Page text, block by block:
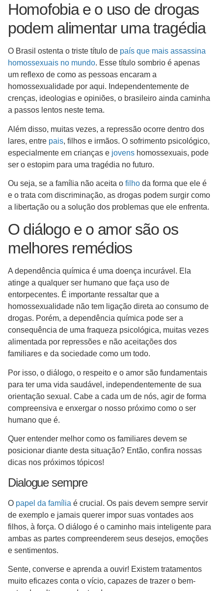
Homofobia e o uso de drogas
podem alimentar uma tragédia
O Brasil ostenta o triste título de país que mais assassina
homossexuais no mundo. Esse título sombrio é apenas
um reflexo de como as pessoas encaram a
homossexualidade por aqui. Independentemente de
crenças, ideologias e opiniões, o brasileiro ainda caminha
a passos lentos neste tema.
Além disso, muitas vezes, a repressão ocorre dentro dos
lares, entre pais, filhos e irmãos. O sofrimento psicológico,
especialmente em crianças e jovens homossexuais, pode
ser o estopim para uma tragédia no futuro.
Ou seja, se a família não aceita o filho da forma que ele é
e o trata com discriminação, as drogas podem surgir como
a libertação ou a solução dos problemas que ele enfrenta.
O diálogo e o amor são os
melhores remédios
A dependência química é uma doença incurável. Ela
atinge a qualquer ser humano que faça uso de
entorpecentes. É importante ressaltar que a
homossexualidade não tem ligação direta ao consumo de
drogas. Porém, a dependência química pode ser a
consequência de uma fraqueza psicológica, muitas vezes
alimentada por repressões e não aceitações dos
familiares e da sociedade como um todo.
Por isso, o diálogo, o respeito e o amor são fundamentais
para ter uma vida saudável, independentemente de sua
orientação sexual. Cabe a cada um de nós, agir de forma
compreensiva e enxergar o nosso próximo como o ser
humano que é.
Quer entender melhor como os familiares devem se
posicionar diante desta situação? Então, confira nossas
dicas nos próximos tópicos!
Dialogue sempre
O papel da família é crucial. Os pais devem sempre servir
de exemplo e jamais querer impor suas vontades aos
filhos, à força. O diálogo é o caminho mais inteligente para
ambas as partes compreenderem seus desejos, emoções
e sentimentos.
Sente, converse e aprenda a ouvir! Existem tratamentos
muito eficazes conta o vício, capazes de trazer o bem-